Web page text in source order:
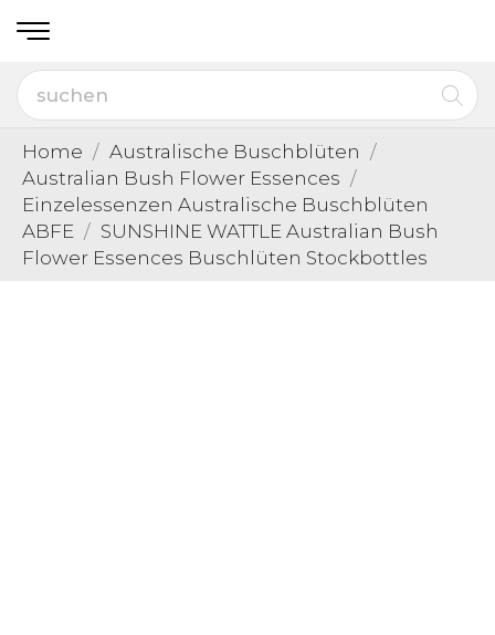
Home
Australische Buschblüten
Australian Bush Flower Essences
Einzelessenzen Australische Buschblüten
ABFE
SUNSHINE WATTLE Australian Bush
Flower Essences Buschlüten Stockbottles